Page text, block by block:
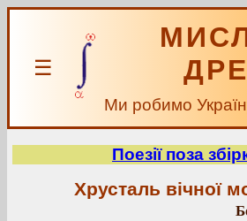
☰
Ми робимо
Поезії поза
Хрусталь вічної